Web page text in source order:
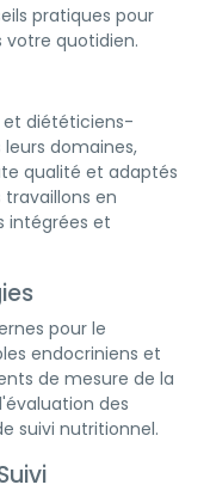
pratiques pour
quotidien.
et diététiciens-
domaines,
qualité et adaptés
en
intégrées et
pour le
endocriniens et
de mesure de la
des
suivi nutritionnel.